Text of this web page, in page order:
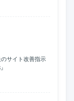
サイト改善指示